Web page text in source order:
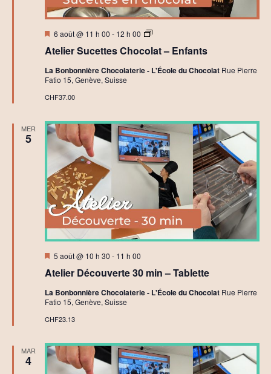
Atelier Sucettes Chocolat – Enfants
Mis
avant
6 août @ 11 h 00 - 12 h 00
A
e
i
h
o
c
o
l
a
t
é
a
t
La Bonbonnière Chocolaterie - L'École du Chocolat Rue Pierre
Fatio 15, Genève, Suisse
CHF37.00
MER
5
Atelier Découverte 30 min – Tablette
Mis
avant
5 août @ 10 h 30 - 11 h 00
La Bonbonnière Chocolaterie - L'École du Chocolat Rue Pierre
Fatio 15, Genève, Suisse
CHF23.13
MAR
4